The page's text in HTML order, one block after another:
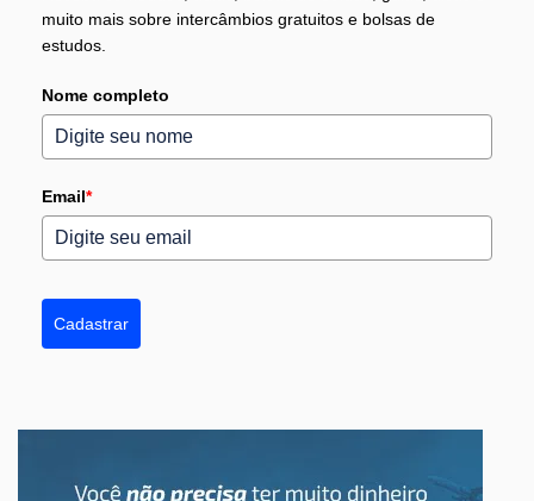
muito mais sobre intercâmbios gratuitos e bolsas de
estudos.
Nome completo
Email*
Cadastrar